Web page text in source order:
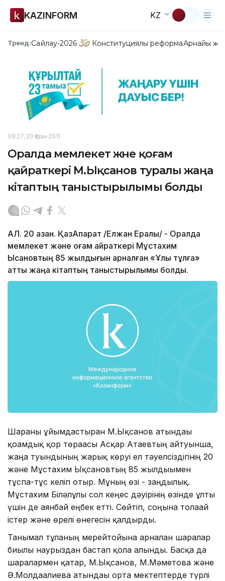
KAZINFORM KZ
Тренд:Сайлау-2026 Конституциялық реформаАрнайы
09:27, 20 Қазан 2011
Оралда мемлекет және қоғам
қайраткері М.Ықсанов туралы жаңа
кітаптың таныстырылымы болды
АЛ. 20 қазан. ҚазАқпарат /Елжан Ералы/ - Оралда
мемлекет және қоғам қайраткері Мұстахим
Ықсановтың 85 жылдығын арналған «Ұлы тұлға»
атты жаңа кітаптың таныстырылымы болды.
Шараны ұйымдастырған М.Ықсанов атындағы
қоғамдық қор төрағасы Асқар Атаевтың айтуынша,
жаңа туындының жарық көруі ел тәуелсіздігінің 20
және Мұстахим Ықсановтың 85 жылдығымен
тұспа-тұс келіп отыр. Мұның өзі - заңдылық.
Мұстахим Біләлұлы сол кеңес дәуірінің өзінде ұлты
үшін де аянбай еңбек етті. Сөйтіп, соңына толағай
істер және өрелі өнегесін қалдырды.
Танымал тұлғаның мерейтойына арналған шаралар
биылғы наурыздан бастап қолға алынды. Басқа да
шаралармен қатар, М.Ықсанов, М.Мәметова және
Ә.Молдағалиева атындағы орта мектептерде түрлі